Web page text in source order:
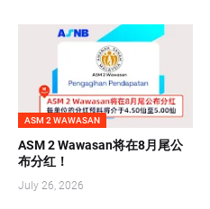
ASM 2 WAWASAN
ASM 2 Wawasan将在8月尾公
布分红！
July 26, 2026